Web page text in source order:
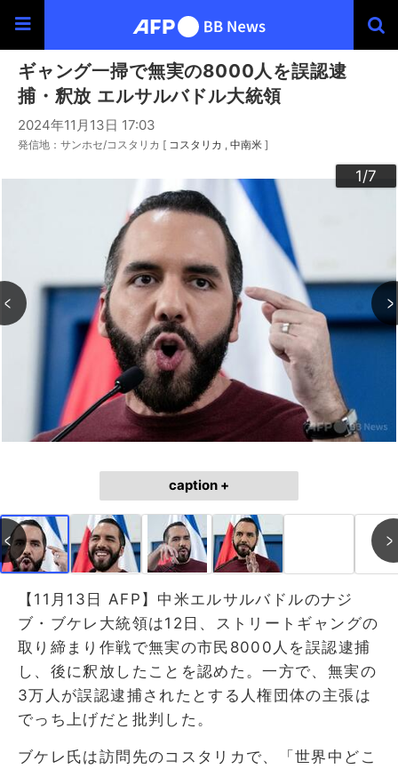
ギャング一掃で無実の8000人を誤認逮
捕・釈放 エルサルバドル大統領
2024年11月13日 17:03
発信地：サンホセ/コスタリカ [ コスタリカ 中南米 ]
1/7
2/7
3/7
4/7
5/7
6/7
7/7
caption +
【11月13日 AFP】中米エルサルバドルのナジ
ブ・ブケレ大統領は12日、ストリートギャングの
取り締まり作戦で無実の市民8000人を誤認逮捕
し、後に釈放したことを認めた。一方で、無実の
3万人が誤認逮捕されたとする人権団体の主張は
でっち上げだと批判した。
ブケレ氏は訪問先のコスタリカで、「世界中どこ